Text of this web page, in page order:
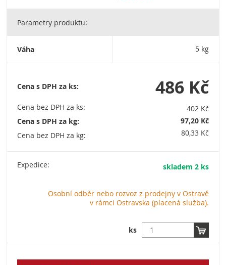
Ceresit je renomovaná značka stavební chemie, která nabízí
svou kvalitu a inovativní řešení ve stavebnictví. HENKEL ČR,
Parametry produktu:
Váha 5 kg
Cena s DPH za ks:
Cena bez DPH za ks:
Cena s DPH za kg:
Cena bez DPH za kg:
486 Kč
402 Kč
97,20 Kč
80,33 Kč
Expedice: skladem 2 ks
Osobní odběr nebo rozvoz z prodejny v Ostravě
v rámci Ostravska (placená služba).
ks